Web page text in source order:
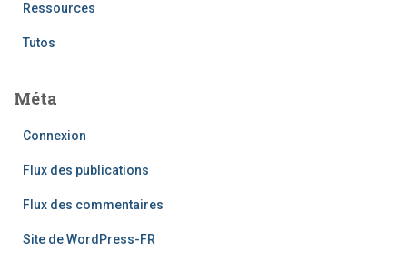
Ressources
Tutos
Méta
Connexion
Flux des publications
Flux des commentaires
Site de WordPress-FR